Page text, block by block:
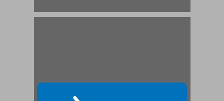
יגאל בנימין (עומר): לעמידתה של התנועה החלוצית בהולנד בתקופת השואה ... 19